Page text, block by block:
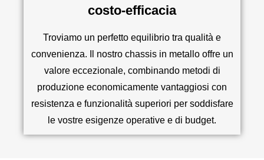
costo-efficacia
Troviamo un perfetto equilibrio tra qualità e
convenienza. Il nostro chassis in metallo offre un
valore eccezionale, combinando metodi di
produzione economicamente vantaggiosi con
resistenza e funzionalità superiori per soddisfare
le vostre esigenze operative e di budget.